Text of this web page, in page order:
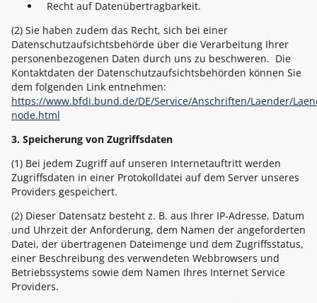
Recht auf Datenübertragbarkeit.
(2) Sie haben zudem das Recht, sich bei einer
Datenschutzaufsichtsbehörde über die Verarbeitung Ihrer
personenbezogenen Daten durch uns zu beschweren. Die
Kontaktdaten der Datenschutzaufsichtsbehörden können Sie
dem folgenden Link entnehmen:
https://www.bfdi.bund.de/DE/Service/Anschriften/Laender/
node.html
3. Speicherung von Zugriffsdaten
(1) Bei jedem Zugriff auf unseren Internetauftritt werden
Zugriffsdaten in einer Protokolldatei auf dem Server unseres
Providers gespeichert.
(2) Dieser Datensatz besteht z. B. aus Ihrer IP-Adresse, Datum
und Uhrzeit der Anforderung, dem Namen der angeforderten
Datei, der übertragenen Dateimenge und dem Zugriffsstatus,
einer Beschreibung des verwendeten Webbrowsers und
Betriebssystems sowie dem Namen Ihres Internet Service
Providers.